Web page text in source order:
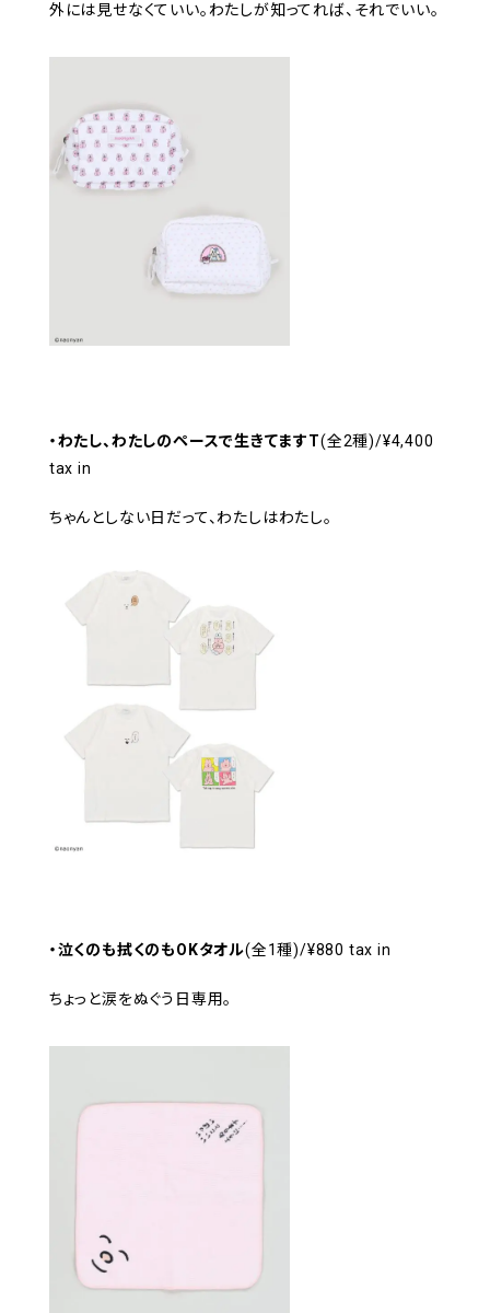
外には見せなくていい。わたしが知ってれば、それでいい。
・わたし、わたしのペースで生きてますT(全2種)/¥4,400
tax in
ちゃんとしない日だって、わたしはわたし。
・泣くのも拭くのもOKタオル(全1種)/¥880 tax in
ちょっと涙をぬぐう日専用。